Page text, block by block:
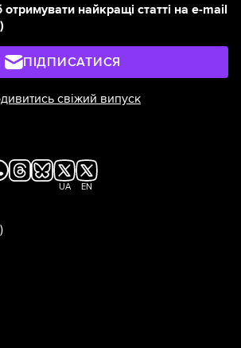
найкращі статті на e-mail
ПІДПИСАТИСЯ
свіжий випуск
UA EN